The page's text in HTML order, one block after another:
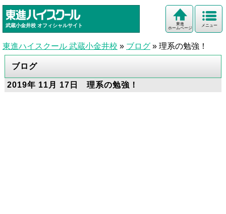
武蔵小金井校 オフィシャルサイト メニュー
東進
ホームページ
東進ハイスクール 武蔵小金井校 » ブログ » 理系の勉強！
ブログ
2019年 11月 17日 理系の勉強！